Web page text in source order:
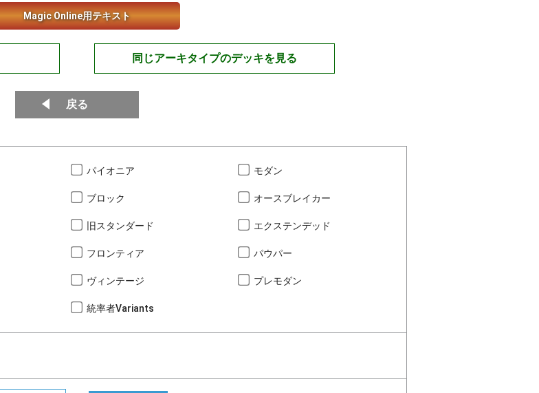
Magic Online用テキスト
同じアーキタイプのデッキを見る
戻る
パイオニア モダン
ブロック オースブレイカー
旧スタンダード エクステンデッド
フロンティア パウパー
ヴィンテージ プレモダン
統率者Variants